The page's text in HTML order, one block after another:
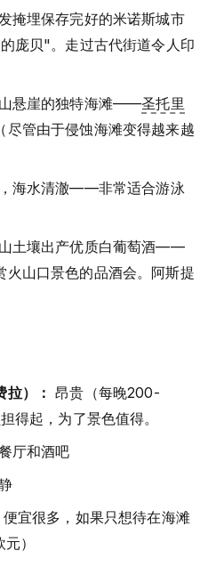
掩埋保存完好的米诺斯城市
庞贝"。走过古代街道令人印
悬崖的独特海滩——圣托里
尽管由于侵蚀海滩变得越来越
海水清澈——非常适合游泳
土壤出产优质白葡萄酒——
火山口景色的品酒会。阿斯提
）： 昂贵（每晚200-
得起，为了景色值得。
厅和酒吧
便宜很多，如果只想待在海滩
）